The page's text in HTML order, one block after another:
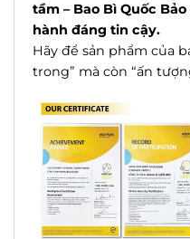
tầm – Bao Bì Quốc
hành đáng tin cậy.
Hãy để sản phẩm của
trong” mà còn “ấn